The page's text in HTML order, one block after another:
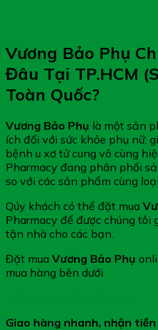
Vương Bảo Phụ
Đâu Tại TP.HCM
Toàn Quốc?
Vương Bảo Phụ là một sản
ích đối với sức khỏe phụ nữ,
bệnh u xơ tử cung vô cùng
Pharmacy đang phân phối
so với các sản phẩm cùng
Qúy khách có thể đặt mua
Pharmacy để được chúng
tận nhà cho các bạn.
Đặt mua Vương Bảo Phụ
mua hàng bên dưới
Giao hàng nhanh, nhận